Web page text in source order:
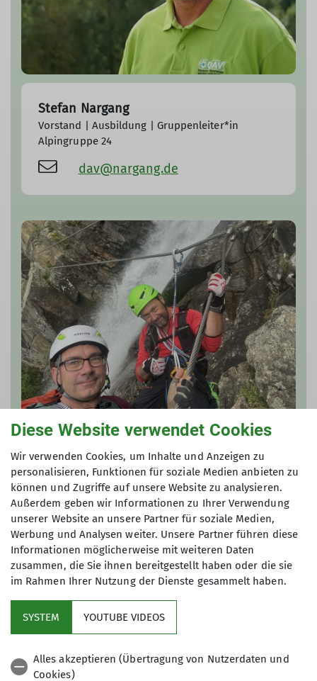
Stefan Nargang
Vorstand | Ausbildung | Gruppenleiter*in
Alpingruppe 24
dav@nargang.de
Simon Baensch
AG24-dav-regensburg@web.de
Diese Website verwendet Cookies
Wir verwenden Cookies, um Inhalte und Anzeigen zu
personalisieren, Funktionen für soziale Medien anbieten zu
können und Zugriffe auf unsere Website zu analysieren.
Außerdem geben wir Informationen zu Ihrer Verwendung
unserer Website an unsere Partner für soziale Medien,
Werbung und Analysen weiter. Unsere Partner führen diese
Informationen möglicherweise mit weiteren Daten
zusammen, die Sie ihnen bereitgestellt haben oder die sie
im Rahmen Ihrer Nutzung der Dienste gesammelt haben.
SYSTEM YOUTUBE VIDEOS
Alles akzeptieren (Übertragung von Nutzerdaten und
Cookies)